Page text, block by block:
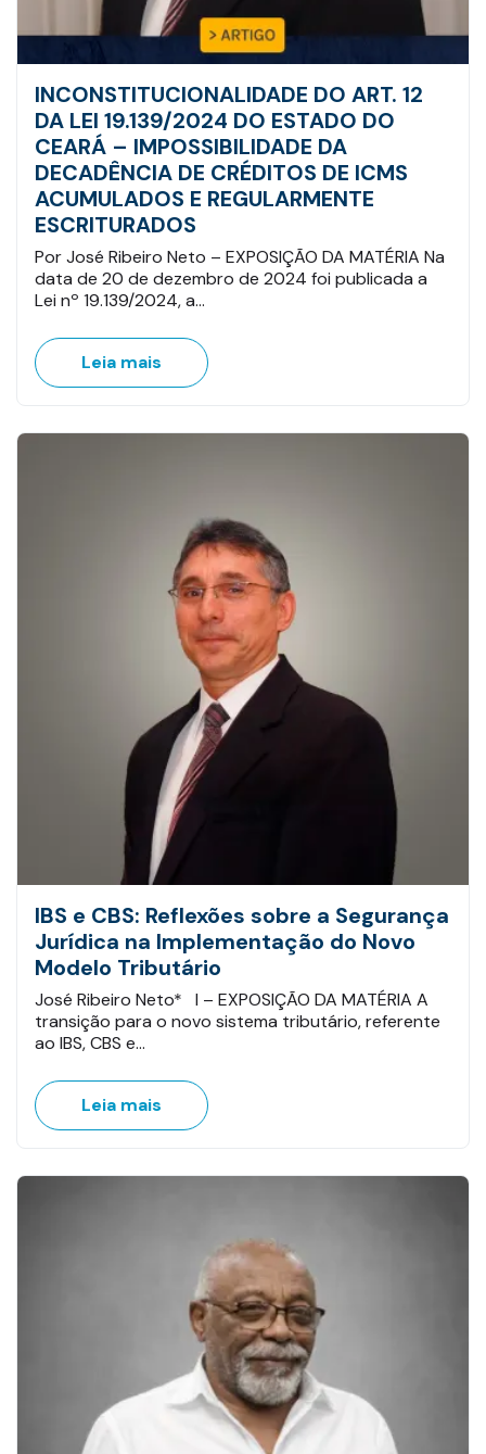
INCONSTITUCIONALIDADE DO ART. 12
DA LEI 19.139/2024 DO ESTADO DO
CEARÁ – IMPOSSIBILIDADE DA
DECADÊNCIA DE CRÉDITOS DE ICMS
ACUMULADOS E REGULARMENTE
ESCRITURADOS
Por José Ribeiro Neto – EXPOSIÇÃO DA MATÉRIA Na
data de 20 de dezembro de 2024 foi publicada a
Lei nº 19.139/2024, a…
Leia mais
IBS e CBS: Reflexões sobre a Segurança
Jurídica na Implementação do Novo
Modelo Tributário
José Ribeiro Neto* I – EXPOSIÇÃO DA MATÉRIA A
transição para o novo sistema tributário, referente
ao IBS, CBS e…
Leia mais